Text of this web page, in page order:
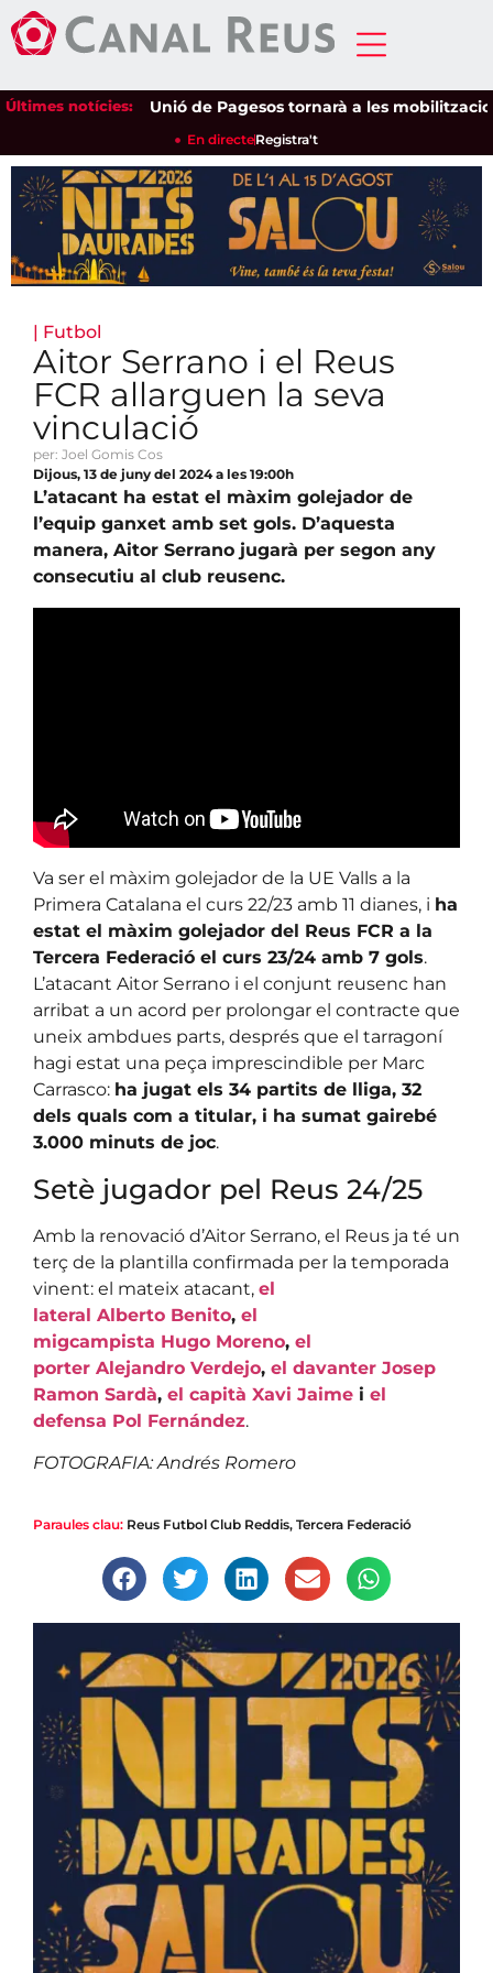
Últimes notícies:Unió de Pagesos tornarà a les mobilitzacions
En directeRegistra't
| Futbol
Aitor Serrano i el Reus
FCR allarguen la seva
vinculació
per: Joel Gomis Cos
Dijous, 13 de juny del 2024 a les 19:00h
L’atacant ha estat el màxim golejador de
l’equip ganxet amb set gols. D’aquesta
manera, Aitor Serrano jugarà per segon any
consecutiu al club reusenc.
Va ser el màxim golejador de la UE Valls a la
Primera Catalana el curs 22/23 amb 11 dianes, i ha
estat el màxim golejador del Reus FCR a la
Tercera Federació el curs 23/24 amb 7 gols.
L’atacant Aitor Serrano i el conjunt reusenc han
arribat a un acord per prolongar el contracte que
uneix ambdues parts, després que el tarragoní
hagi estat una peça imprescindible per Marc
Carrasco: ha jugat els 34 partits de lliga, 32
dels quals com a titular, i ha sumat gairebé
3.000 minuts de joc.
Setè jugador pel Reus 24/25
Amb la renovació d’Aitor Serrano, el Reus ja té un
terç de la plantilla confirmada per la temporada
vinent: el mateix atacant, el
lateral Alberto Benito, el
migcampista Hugo Moreno, el
porter Alejandro Verdejo, el davanter Josep
Ramon Sardà, el capità Xavi Jaime i el
defensa Pol Fernández.
FOTOGRAFIA: Andrés Romero
Paraules clau: Reus Futbol Club Reddis, Tercera Federació